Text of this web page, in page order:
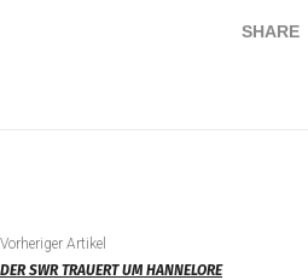
SHARE
Vorheriger Artikel
DER SWR TRAUERT UM HANNELORE